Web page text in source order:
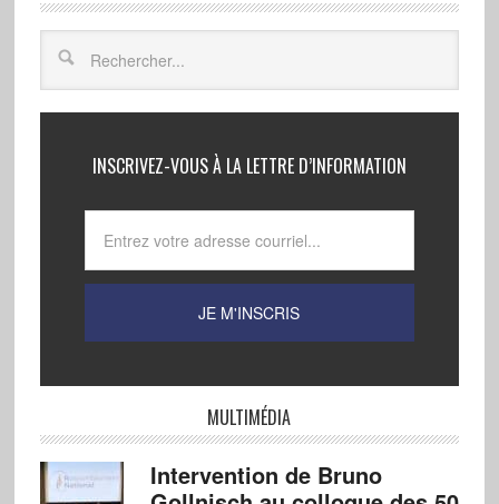
INSCRIVEZ-VOUS À LA LETTRE D’INFORMATION
MULTIMÉDIA
Intervention de Bruno